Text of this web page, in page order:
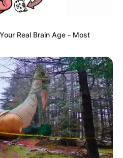
Real Brain Age - Most